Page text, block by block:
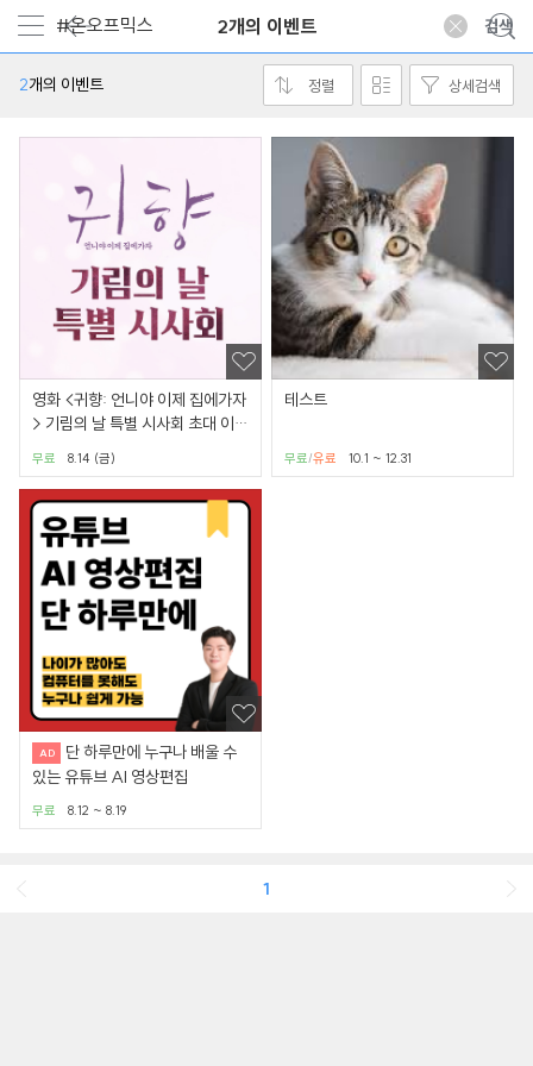
2개의 이벤트
2개의 이벤트 정렬 상세검색
영화 <귀향: 언니야 이제 집에가자
> 기림의 날 특별 시사회 초대 이벤
8.14 (금)
무료
테스트
10.1 ~ 12.31
무료/유료
단 하루만에 누구나 배울 수
있는 유튜브 AI 영상편집
8.12 ~ 8.19
무료
1